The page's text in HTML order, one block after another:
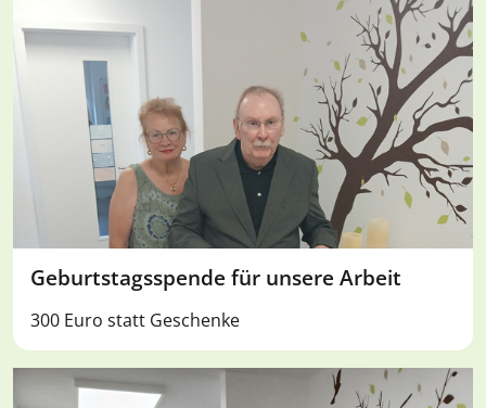
Geburtstagsspende für unsere Arbeit
300 Euro statt Geschenke